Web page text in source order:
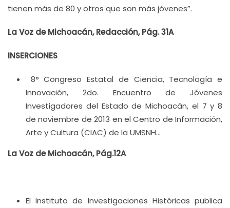
tienen más de 80 y otros que son más jóvenes”.
La Voz de Michoacán, Redacción, Pág. 31A
INSERCIONES
8° Congreso Estatal de Ciencia, Tecnología e
Innovación, 2do. Encuentro de Jóvenes
Investigadores del Estado de Michoacán, el 7 y 8
de noviembre de 2013 en el Centro de Información,
Arte y Cultura (CIAC) de la UMSNH…
La Voz de Michoacán, Pág.12A
El Instituto de Investigaciones Históricas publica